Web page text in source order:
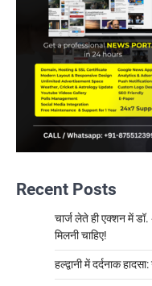
Recent Posts
चार्ज लेते ही एक्शन में डॉ.
मिलनी चाहिए!
हल्द्वानी में दर्दनाक